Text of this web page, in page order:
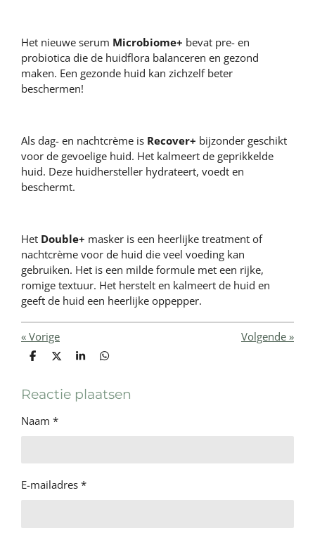
Het nieuwe serum Microbiome+ bevat pre- en
probiotica die de huidflora balanceren en gezond
maken. Een gezonde huid kan zichzelf beter
beschermen!
Als dag- en nachtcrème is Recover+ bijzonder geschikt
voor de gevoelige huid. Het kalmeert de geprikkelde
huid. Deze huidhersteller hydrateert, voedt en
beschermt.
Het Double+ masker is een heerlijke treatment of
nachtcrème voor de huid die veel voeding kan
gebruiken. Het is een milde formule met een rijke,
romige textuur. Het herstelt en kalmeert de huid en
geeft de huid een heerlijke oppepper.
« Vorige Volgende »
D
e
n
D
l
S
r
e
D
e
n
Reactie plaatsen
Naam *
E-mailadres *